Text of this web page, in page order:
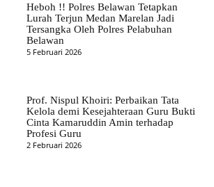
Heboh !! Polres Belawan Tetapkan
Lurah Terjun Medan Marelan Jadi
Tersangka Oleh Polres Pelabuhan
Belawan
5 Februari 2026
Prof. Nispul Khoiri: Perbaikan Tata
Kelola demi Kesejahteraan Guru Bukti
Cinta Kamaruddin Amin terhadap
Profesi Guru
2 Februari 2026